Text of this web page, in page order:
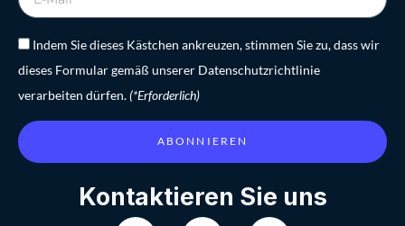
Indem Sie dieses Kästchen ankreuzen, stimmen Sie zu, dass wir
dieses Formular gemäß unserer Datenschutzrichtlinie
verarbeiten dürfen.(*Erforderlich)
ABONNIEREN
Kontaktieren Sie uns